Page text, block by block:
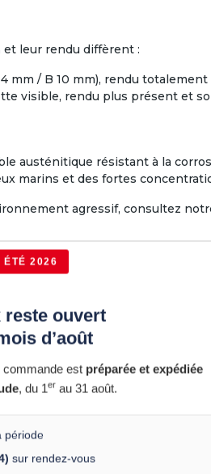
leur rendu diffèrent :
mm / B 10 mm), rendu
visible, rendu plus présent et
austénitique résistant à la
marins et des fortes
agressif, consultez
d'escalier
ÉTÉ 2026
reste ouvert
d’août
commande est préparée et expédiée
, du 1erau 31 août.
période
sur rendez-vous